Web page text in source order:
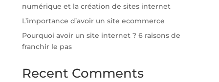
numérique et la création de sites internet
L’importance d’avoir un site ecommerce
Pourquoi avoir un site internet ? 6 raisons de
franchir le pas
Recent Comments